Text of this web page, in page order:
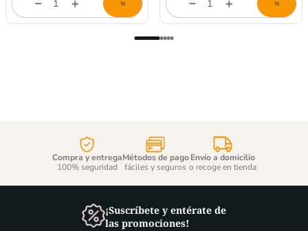
list.quantityStepper.label
Compra y entrega
100% seguridad
Métodos de pago
fáciles y seguros
Envío a domicilio
o recoge en tienda
¡Suscríbete y entérate de
las promociones!